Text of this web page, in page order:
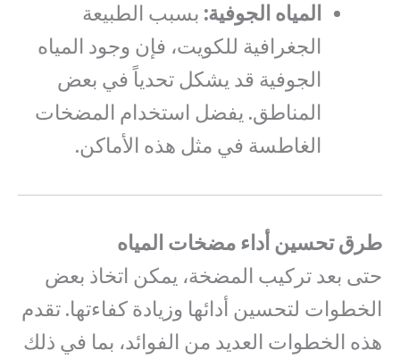
المياه الجوفية: بسبب الطبيعة
الجغرافية للكويت، فإن وجود المياه
الجوفية قد يشكل تحدياً في بعض
المناطق. يفضل استخدام المضخات
الغاطسة في مثل هذه الأماكن.
طرق تحسين أداء مضخات المياه
حتى بعد تركيب المضخة، يمكن اتخاذ بعض
الخطوات لتحسين أدائها وزيادة كفاءتها. تقدم
هذه الخطوات العديد من الفوائد، بما في ذلك